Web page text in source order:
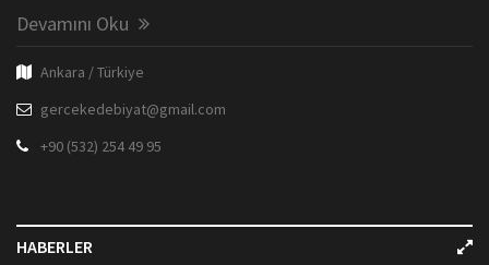
Devamını Oku
Ankara / Türkiye
gercekedebiyat@gmail.com
+90 (532) 254 49 95
HABERLER